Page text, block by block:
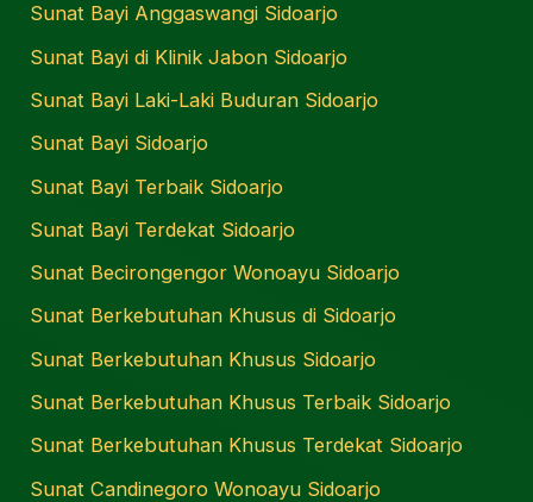
Sunat Bayi Anggaswangi Sidoarjo
Sunat Bayi di Klinik Jabon Sidoarjo
Sunat Bayi Laki-Laki Buduran Sidoarjo
Sunat Bayi Sidoarjo
Sunat Bayi Terbaik Sidoarjo
Sunat Bayi Terdekat Sidoarjo
Sunat Becirongengor Wonoayu Sidoarjo
Sunat Berkebutuhan Khusus di Sidoarjo
Sunat Berkebutuhan Khusus Sidoarjo
Sunat Berkebutuhan Khusus Terbaik Sidoarjo
Sunat Berkebutuhan Khusus Terdekat Sidoarjo
Sunat Candinegoro Wonoayu Sidoarjo